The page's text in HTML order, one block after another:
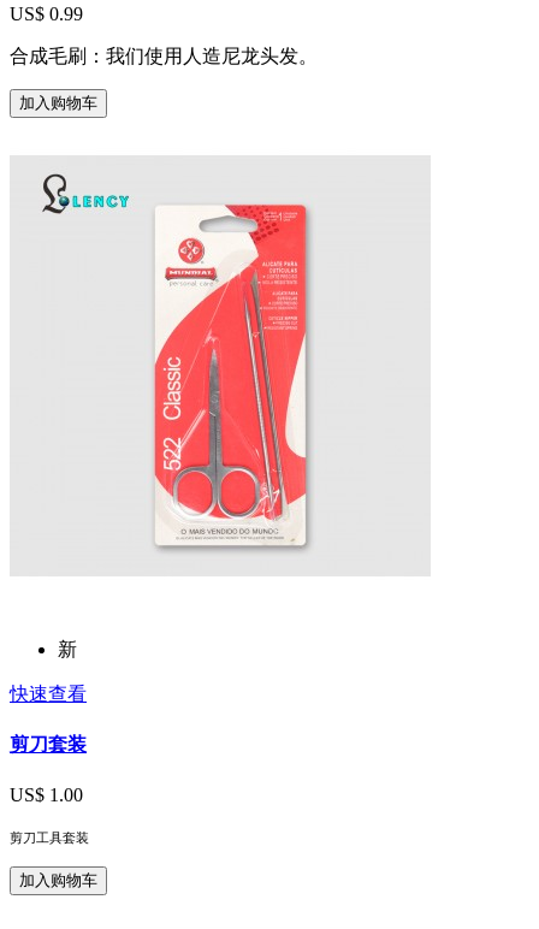
US$ 0.99
合成毛刷：我们使用人造尼龙头发。
加入购物车
新
快速查看
剪刀套装
US$ 1.00
剪刀工具套装
加入购物车